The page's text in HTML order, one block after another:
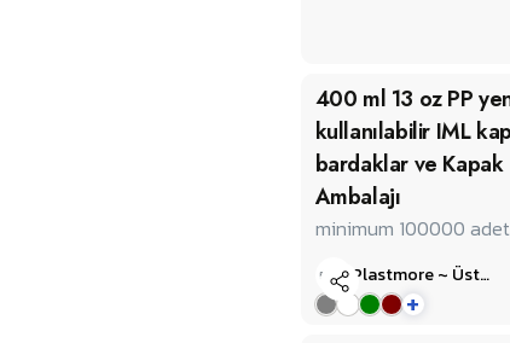
400 ml 13 oz PP
kullanılabilir IML
bardaklar ve Kapak
Ambalajı
minimum 100000 adet
Plastmore ~ Üstün Plastik
+